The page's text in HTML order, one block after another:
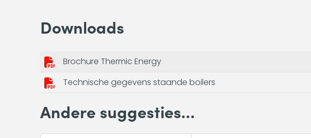
Downloads
Brochure Thermic Energy
Technische gegevens staande boilers
Andere suggesties…